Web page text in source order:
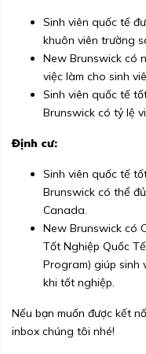
Sinh viên quốc tế
khuôn viên trường
New Brunswick có
việc làm cho sinh
Sinh viên quốc tế
Brunswick có tỷ lệ
Định cư:
Sinh viên quốc tế
Brunswick có thể
Canada.
New Brunswick có
Tốt Nghiệp Quốc
Program) giúp sinh
khi tốt nghiệp.
Nếu bạn muốn được kết
inbox chúng tôi nhé!